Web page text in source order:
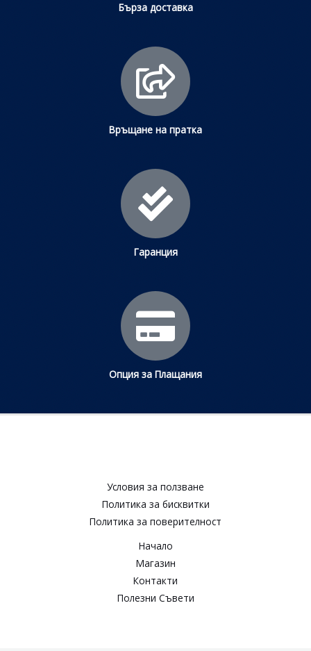
Бърза доставка
Връщане на пратка
Гаранция
Опция за Плащания
Условия за ползване​
Политика за бисквитки​
Политика за поверителност​
Начало
Магазин
Контакти
Полезни Съвети